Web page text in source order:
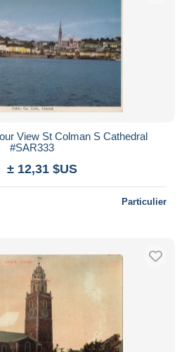
View St Colman S Cathedral
#SAR333
± 12,31 $US
Particulier